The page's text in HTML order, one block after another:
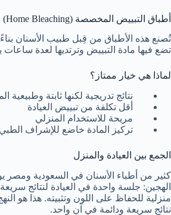
أطباق التبييض المخصصة (Home Bleaching)
تُصنع هذه الأطباق من قِبل طبيب الأسنان
تضع فيها مادة التبييض وترتديها لعدة ساعات
لماذا هي خيار ممتاز؟
نتائج تدريجية لكنها ثابتة وطبيعية
أقل تكلفة من تبييض العيادة
مريحة للاستخدام المنزلي
تركيز المادة خاضع للإشراف الطبي
الجمع بين العيادة والمنزل
كثير من أطباء الأسنان في السعودية ومصر
الهجين: جلسة واحدة في العيادة لنتائج
منزلية للحفاظ على اللون وتثبيته. هذا هو
نتائج سريعة ودائمة في آنٍ واحد.